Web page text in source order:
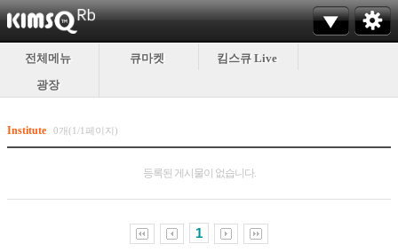
전체메뉴 큐마켓
킴스큐 Live
광장
Institute 0개(1/1페이지)
등록된 게시물이 없습니다.
1